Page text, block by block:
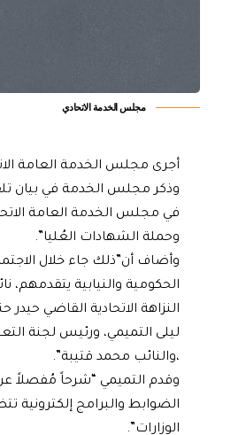
مجلس الخدمة الاتحادي
أجرى مجلس الخدمة العامة
وذكر مجلس الخدمة في بيان
وحملة الشهادات العُليا”.
وأضاف أن”ذلك جاء خلال
الحكومية والنيابية
النزاهة الاتحادية القاضي
ليلى التميمي، ورئيس لجنة
،والنائب محمد قتيبة”.
وقدم التميمي “شرحاً مُفصلاً
الضوابط والبرامج إلكترونية
الوزارات”.